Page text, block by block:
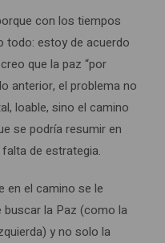
con los tiempos
todo: estoy de acuerdo
que la paz “por
anterior, el problema no
loable, sino el camino
se podría resumir en
de estrategia.
en el camino se le
la Paz (como la
y no solo la